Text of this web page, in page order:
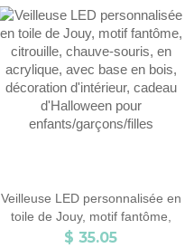
pour chambre d'enfant, cadeau
d'anniversaire pour filles et
enfants
Veilleuse LED personnalisée en
toile de Jouy, motif fantôme,
citrouille, chauve-souris, en
$ 35.05